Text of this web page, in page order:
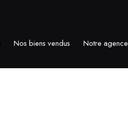
Nos biens vendus Notre agence